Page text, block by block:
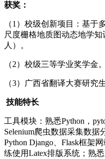
获奖：
（1）校级创新项目：基于
尺度栅格地质图动态地学
人）。
（2）校级三等学业奖学金。
（3）广西省翻译大赛研究
技能特长
工具模块：熟悉Python，
Selenium爬虫数据采集数据
Python Django、Flask框架
练使用Latex排版系统；熟